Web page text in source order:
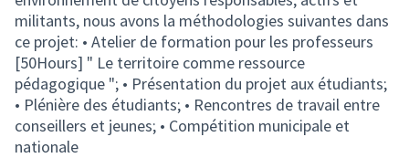
militants, nous avons la méthodologies suivantes dans
ce projet: • Atelier de formation pour les professeurs
[50Hours] " Le territoire comme ressource
pédagogique "; • Présentation du projet aux étudiants;
• Plénière des étudiants; • Rencontres de travail entre
conseillers et jeunes; • Compétition municipale et
nationale